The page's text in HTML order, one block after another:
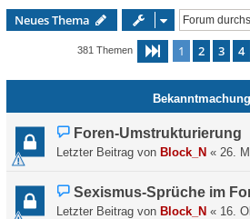
Neues Thema
381 Themen Seite 1von 13
1 2 3 4
Foren-Umstrukturierung
Letzter Beitrag von Block_N « 26.
Sexismus-Sprüche im
Letzter Beitrag von Block_N « 16.